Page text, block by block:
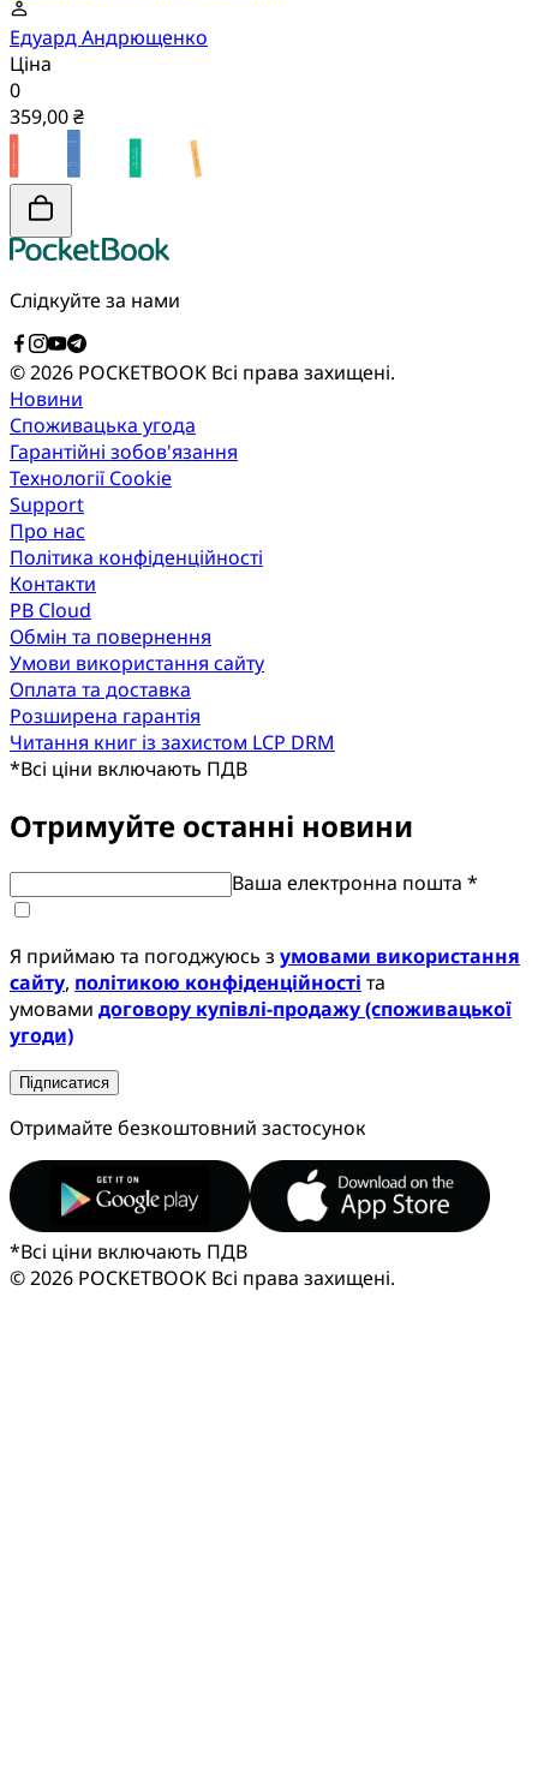
Едуард Андрющенко
Ціна
0
359,00 ₴
Слідкуйте за нами
© 2026 POCKETBOOK Всі права захищені.
Новини
Споживацька угода
Гарантійні зобов'язання
Технології Cookie
Support
Про нас
Політика конфіденційності
Контакти
PB Cloud
Обмін та повернення
Умови використання сайту
Оплата та доставка
Розширена гарантія
Читання книг із захистом LCP DRM
*Всі ціни включають ПДВ
Отримуйте останні новини
Ваша електронна пошта *
Я приймаю та погоджуюсь з умовами використання
сайту, політикою конфіденційності та
умовами договору купівлі-продажу (споживацької
угоди)
Підписатися
Отримайте безкоштовний застосунок
*Всі ціни включають ПДВ
© 2026 POCKETBOOK Всі права захищені.